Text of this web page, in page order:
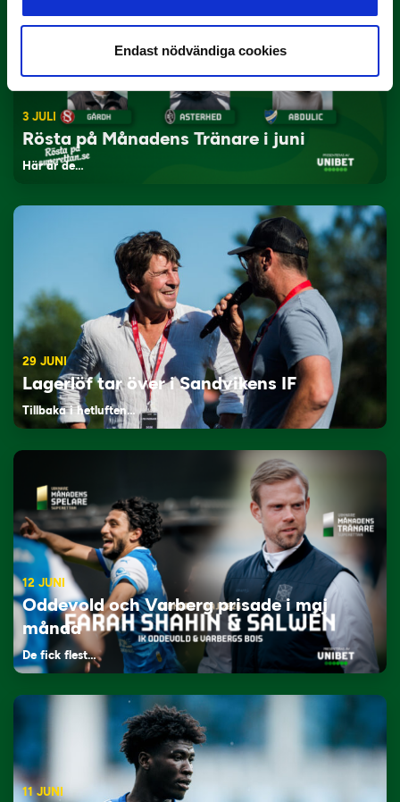
Endast nödvändiga cookies
3 JULI
Rösta på Månadens Tränare i juni
Här är de…
29 JUNI
Lagerlöf tar över i Sandvikens IF
Tillbaka i hetluften…
12 JUNI
Oddevold och Varberg prisade i maj
månad
De fick flest…
11 JUNI